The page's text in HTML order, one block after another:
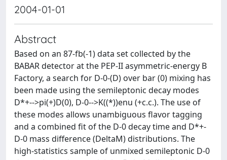
2004-01-01
Abstract
Based on an 87-fb(-1) data set collected by the
BABAR detector at the PEP-II asymmetric-energy B
Factory, a search for D-0-(D) over bar (0) mixing has
been made using the semileptonic decay modes
D*+-->pi(+)D(0), D-0-->K((*))enu (+c.c.). The use of
these modes allows unambiguous flavor tagging
and a combined fit of the D-0 decay time and D*+-
D-0 mass difference (DeltaM) distributions. The
high-statistics sample of unmixed semileptonic D-0